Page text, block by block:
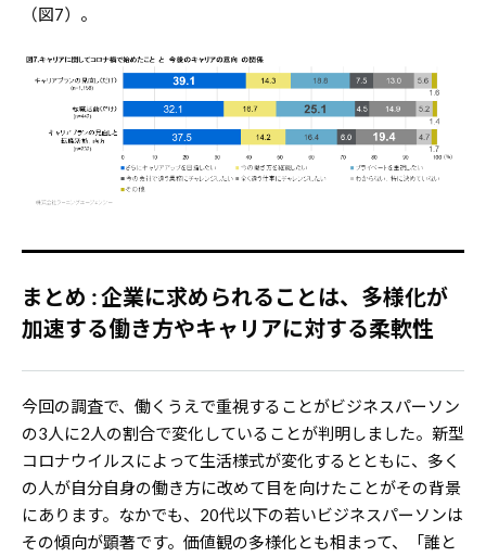
（図7）。
まとめ : 企業に求められることは、多様化が
加速する働き方やキャリアに対する柔軟性
今回の調査で、働くうえで重視することがビジネスパーソン
の3人に2人の割合で変化していることが判明しました。新型
コロナウイルスによって生活様式が変化するとともに、多く
の人が自分自身の働き方に改めて目を向けたことがその背景
にあります。なかでも、20代以下の若いビジネスパーソンは
その傾向が顕著です。価値観の多様化とも相まって、「誰と